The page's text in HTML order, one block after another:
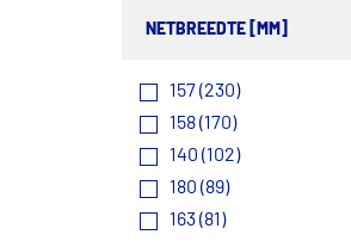
NETBREEDTE [MM]
157 (230)
158 (170)
140 (102)
180 (89)
163 (81)